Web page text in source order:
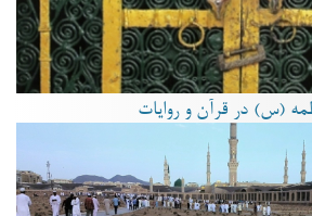
(س) در قرآن و روایات